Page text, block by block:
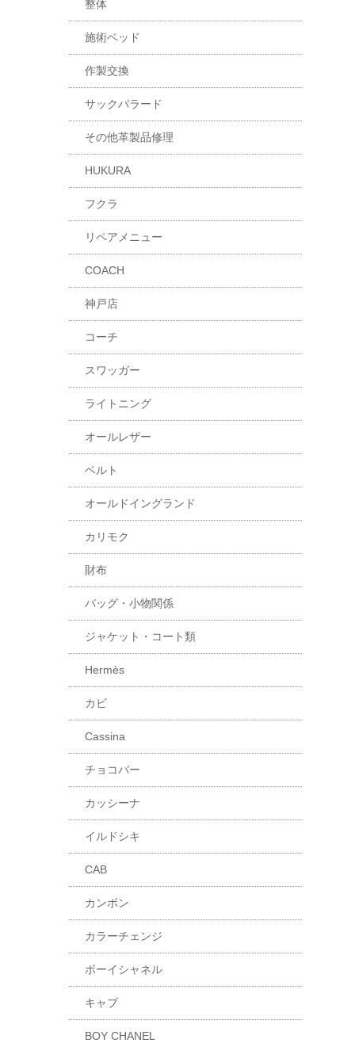
整体
施術ベッド
作製交換
サックバラード
その他革製品修理
HUKURA
フクラ
リペアメニュー
COACH
神戸店
コーチ
スワッガー
ライトニング
オールレザー
ベルト
オールドイングランド
カリモク
財布
バッグ・小物関係
ジャケット・コート類
Hermès
カビ
Cassina
チョコバー
カッシーナ
イルドシキ
CAB
カンボン
カラーチェンジ
ボーイシャネル
キャブ
BOY CHANEL